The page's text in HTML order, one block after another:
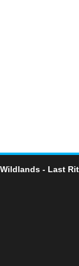
- Last